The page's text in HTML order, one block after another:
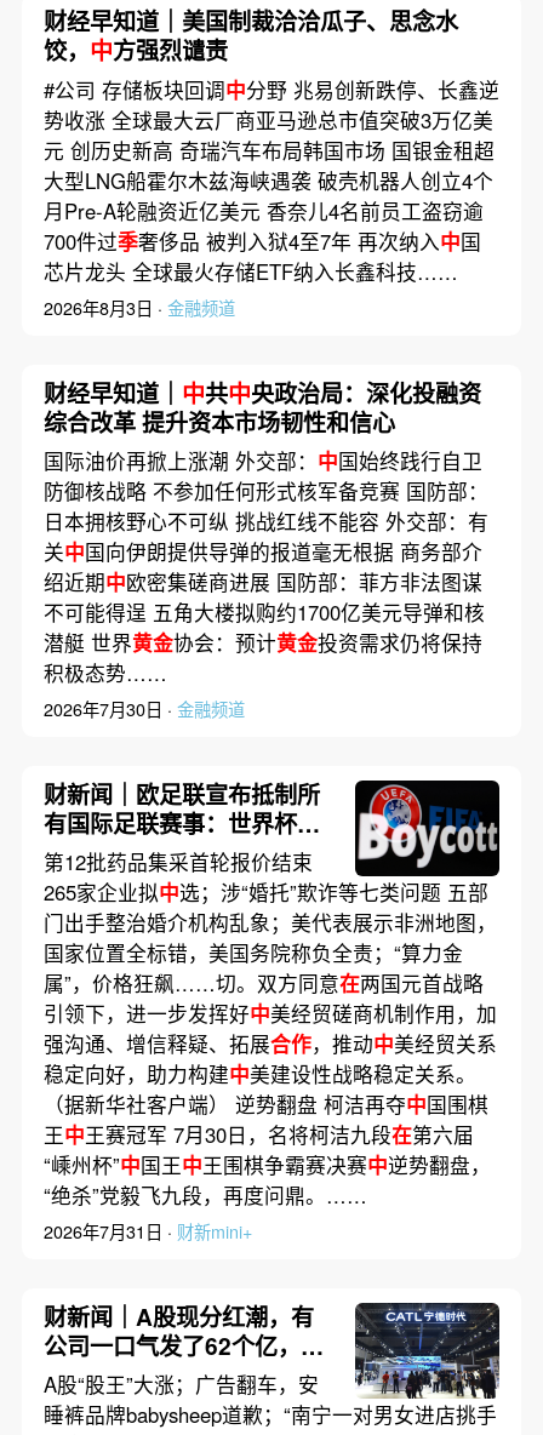
财经早知道｜美国制裁洽洽瓜子、思念水
饺， 中方强烈谴责
#公司 存储板块回调中分野 兆易创新跌停、长鑫逆
势收涨 全球最大云厂商亚马逊总市值突破3万亿美
元 创历史新高 奇瑞汽车布局韩国市场 国银金租超
大型LNG船霍尔木兹海峡遇袭 破壳机器人创立4个
月Pre-A轮融资近亿美元 香奈儿4名前员工盗窃逾
700件过季奢侈品 被判入狱4至7年 再次纳入中国
芯片龙头 全球最火存储ETF纳入长鑫科技……
2026年8月3日 · 金融频道
财经早知道｜ 中共中央政治局：深化投融资
综合改革 提升资本市场韧性和信心
国际油价再掀上涨潮 外交部： 中国始终践行自卫
防御核战略 不参加任何形式核军备竞赛 国防部：
日本拥核野心不可纵 挑战红线不能容 外交部：有
关中国向伊朗提供导弹的报道毫无根据 商务部介
绍近期中欧密集磋商进展 国防部：菲方非法图谋
不可能得逞 五角大楼拟购约1700亿美元导弹和核
潜艇 世界黄金协会：预计黄金投资需求仍将保持
积极态势……
2026年7月30日 · 金融频道
财新闻｜欧足联宣布抵制所
有国际足联赛事：世界杯并
非商品
第12批药品集采首轮报价结束
265家企业拟中选；涉“婚托”欺诈等七类问题 五部
门出手整治婚介机构乱象；美代表展示非洲地图，
国家位置全标错，美国务院称负全责；“算力金
属”，价格狂飙……切。双方同意在两国元首战略
引领下，进一步发挥好中美经贸磋商机制作用，加
强沟通、增信释疑、拓展合作，推动中美经贸关系
稳定向好，助力构建中美建设性战略稳定关系。
（据新华社客户端） 逆势翻盘 柯洁再夺中国围棋
王中王赛冠军 7月30日，名将柯洁九段在第六届
“嵊州杯”中国王中王围棋争霸赛决赛中逆势翻盘，
“绝杀”党毅飞九段，再度问鼎。……
2026年7月31日 · 财新mini+
财新闻｜A股现分红潮，有
公司一口气发了62个亿，多
家公司董事长提议派发“红
包”
A股“股王”大涨；广告翻车，安
睡裤品牌babysheep道歉；“南宁一对男女进店挑手